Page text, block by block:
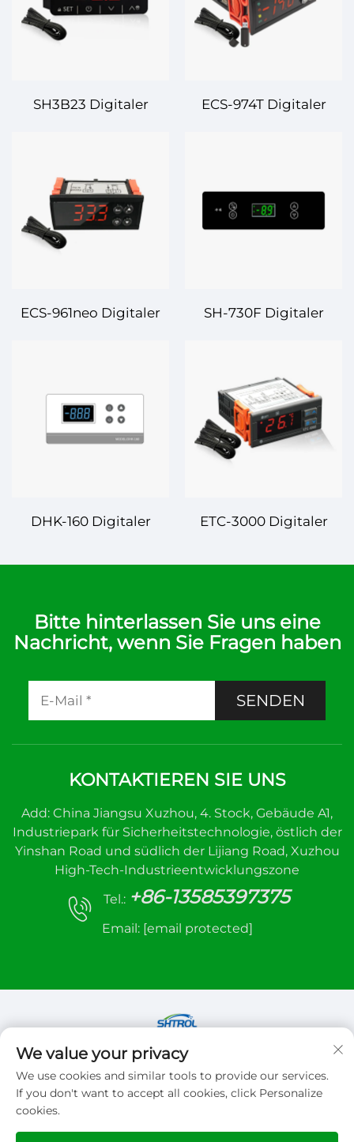
für Ihre Bedürfnisse
SH3B23 Digitaler
für industrielle und
gewerbliche
Anwendungen
ECS-974T Digitaler
ECS-961neo Digitaler
Anwendungen
SH-730F Digitaler
Gefrierarbeitsplatten-
Thermostat
DHK-160 Digitaler
Leistungsfähig, genau
ETC-3000 Digitaler
Präzision und
Anwendung
Bitte hinterlassen Sie uns eine
Nachricht, wenn Sie Fragen haben
SENDEN
KONTAKTIEREN SIE UNS
Add: China Jiangsu Xuzhou, 4. Stock, Gebäude A1,
Industriepark für Sicherheitstechnologie, östlich der
Yinshan Road und südlich der Lijiang Road, Xuzhou
High-Tech-Industrieentwicklungszone
Tel.: +86-13585397375
Email: [email protected]
Copyright © 2026 Xuzhou sanhe automatic
control equipment Co.,LTD. Alle Rechte
vorbehalten
We value your privacy
We use cookies and similar tools to provide our services.
If you don't want to accept all cookies, click Personalize
cookies.